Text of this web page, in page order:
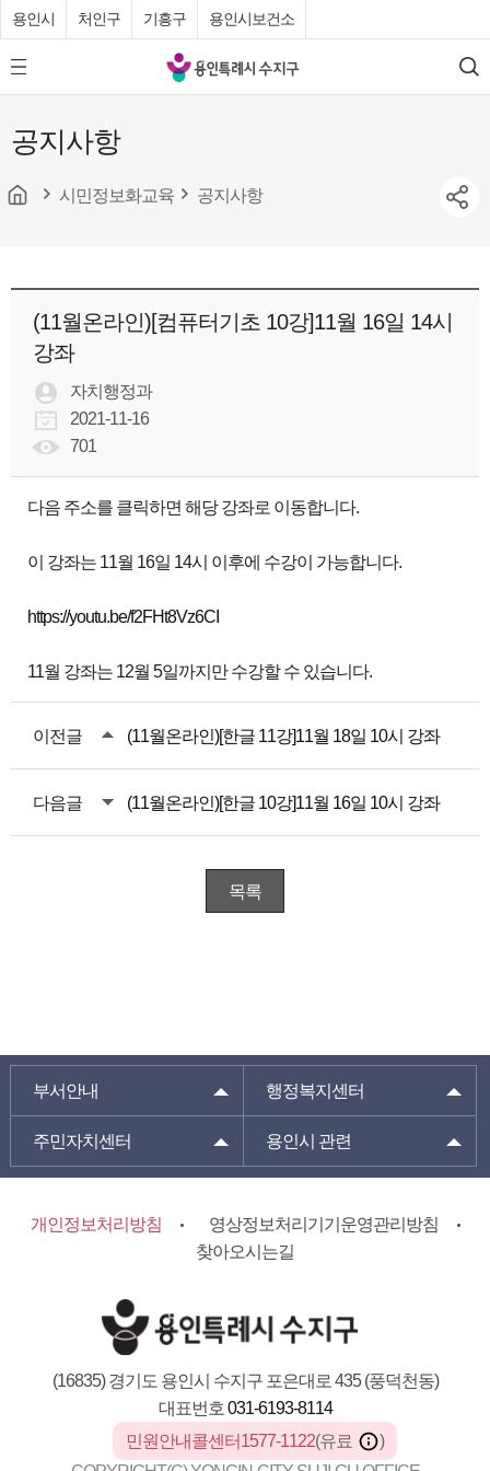
용인시 처인구 기흥구 용인시보건소
모
바
메
뉴
튼
용
인
수
청
검
색
공지사항
시민정보화교육 공지사항
(11월온라인)[컴퓨터기초 10강]11월 16일 14시
강좌
자치행정과
2021-11-16
701
다음 주소를 클릭하면 해당 강좌로 이동합니다.
이 강좌는 11월 16일 14시 이후에 수강이 가능합니다.
https://youtu.be/f2FHt8Vz6CI
11월 강좌는 12월 5일까지만 수강할 수 있습니다.
이전글 (11월온라인)[한글 11강]11월 18일 10시 강좌
다음글 (11월온라인)[한글 10강]11월 16일 10시 강좌
목록
부서안내 행정복지센터
주민자치센터 용인시 관련
개인정보처리방침
영상정보처리기기운영관리방침
찾아오시는길
(16835) 경기도 용인시 수지구 포은대로 435 (풍덕천동)
대표번호 031-6193-8114
민원안내콜센터1577-1122(유료
)